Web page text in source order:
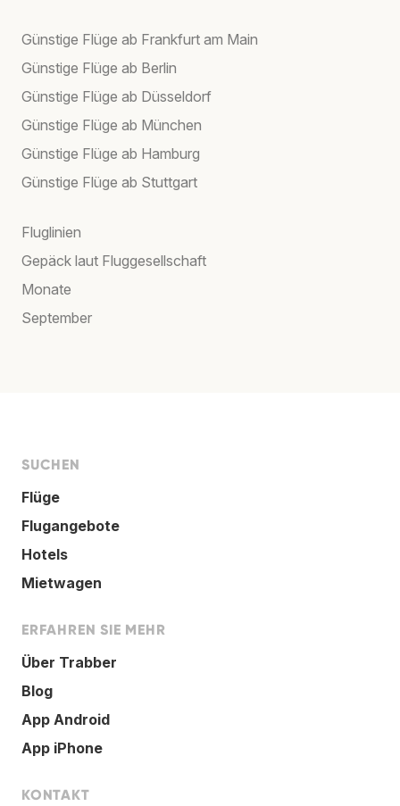
Günstige Flüge ab Frankfurt am Main
Günstige Flüge ab Berlin
Günstige Flüge ab Düsseldorf
Günstige Flüge ab München
Günstige Flüge ab Hamburg
Günstige Flüge ab Stuttgart
Fluglinien
Gepäck laut Fluggesellschaft
Monate
September
SUCHEN
Flüge
Flugangebote
Hotels
Mietwagen
ERFAHREN SIE MEHR
Über Trabber
Blog
App Android
App iPhone
KONTAKT